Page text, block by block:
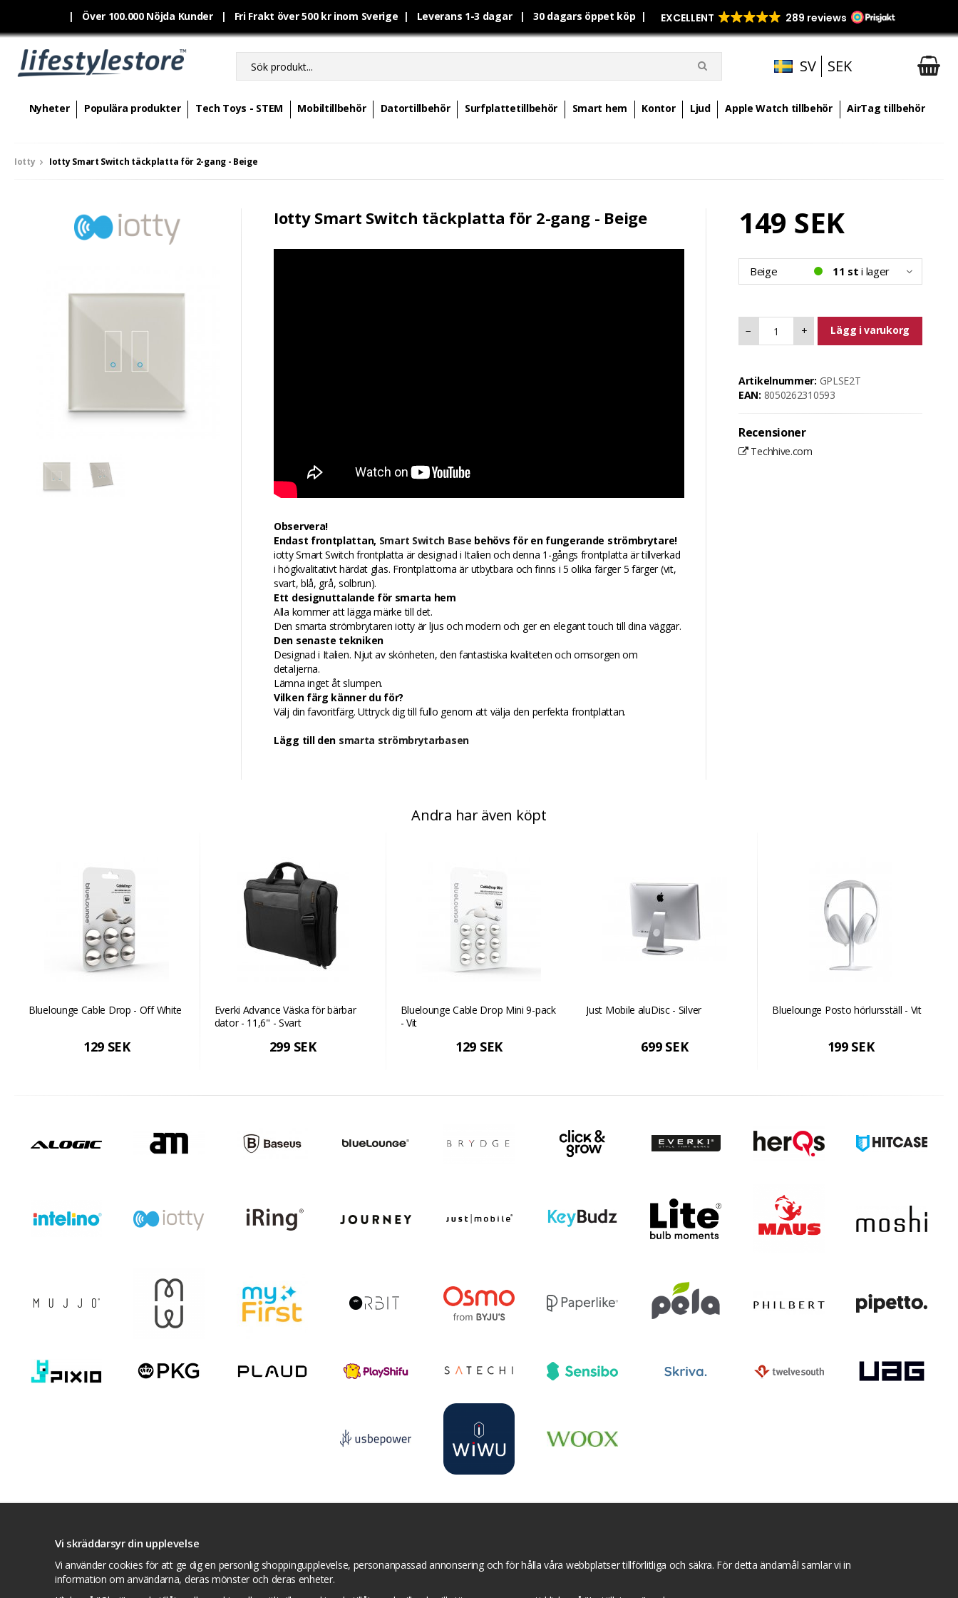
| Över 100.000 Nöjda Kunder | Fri Frakt över 500 kr inom Sverige | Leverans 1-3 dagar | 30 dagars öppet köp |
SV SEK
Nyheter Populära produkter Tech Toys - STEM Mobiltillbehör Datortillbehör Surfplattetillbehör Smart hem Kontor Ljud Apple Watch tillbehör AirTag tillbehör
Iotty Iotty Smart Switch täckplatta för 2-gang - Beige
Iotty Smart Switch täckplatta för 2-gang - Beige
Observera!
Endast frontplattan, Smart Switch Base behövs för en fungerande strömbrytare!
iotty Smart Switch frontplatta är designad i Italien och denna 1-gångs frontplatta är tillverkad
i högkvalitativt härdat glas. Frontplattorna är utbytbara och finns i 5 olika färger 5 färger (vit,
svart, blå, grå, solbrun).
Ett designuttalande för smarta hem
Alla kommer att lägga märke till det.
Den smarta strömbrytaren iotty är ljus och modern och ger en elegant touch till dina väggar.
Den senaste tekniken
Designad i Italien. Njut av skönheten, den fantastiska kvaliteten och omsorgen om
detaljerna.
Lämna inget åt slumpen.
Vilken färg känner du för?
Välj din favoritfärg. Uttryck dig till fullo genom att välja den perfekta frontplattan.
Lägg till den smarta strömbrytarbasen
149 SEK
Beige 11 st i lager
− + Lägg i varukorg
Artikelnummer: GPLSE2T
EAN: 8050262310593
Recensioner
Techhive.com
Andra har även köpt
Bluelounge Cable Drop - Off White
129 SEK
Everki Advance Väska för bärbar
dator - 11,6" - Svart
299 SEK
Bluelounge Cable Drop Mini 9-pack
- Vit
129 SEK
Just Mobile aluDisc - Silver
699 SEK
Bluelounge Posto hörlursställ - Vit
199 SEK
Villkor Kontakta oss
Om cookies
Cookie inställningar
Vi skräddarsyr din upplevelse
Vi använder cookies för att ge dig en personlig shoppingupplevelse, personanpassad annonsering och för hålla våra webbplatser tillförlitliga och säkra. För detta ändamål samlar vi in
information om användarna, deras mönster och deras enheter.